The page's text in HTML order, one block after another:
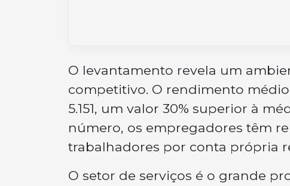
O levantamento revela um
competitivo. O rendimento
5.151, um valor 30% superior à
número, os empregadores têm
trabalhadores por conta própria
O setor de serviços é o grande